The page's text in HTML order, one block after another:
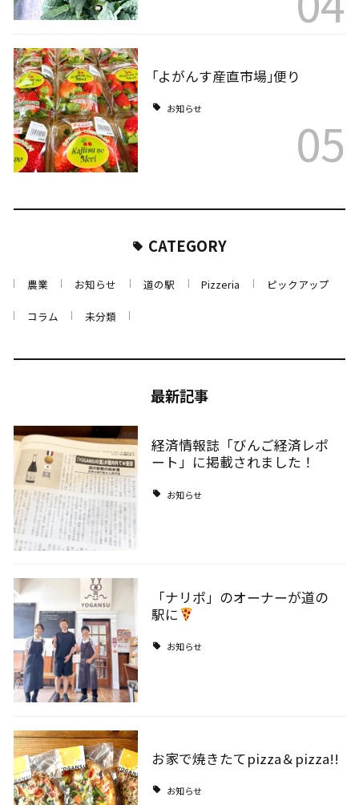
｢よがんす産直市場｣便り
お知らせ
05
CATEGORY
農業 お知らせ 道の駅 Pizzeria ピックアップ
コラム 未分類
最新記事
経済情報誌「びんご経済レポ
ート」に掲載されました！
お知らせ
「ナリポ」のオーナーが道の
駅に
お知らせ
お家で焼きたてpizza＆pizza!!
お知らせ